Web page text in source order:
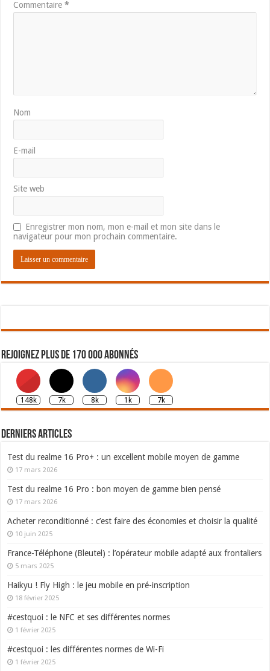
Commentaire*
Nom
E-mail
Site web
Enregistrer mon nom, mon e-mail et mon site dans le
navigateur pour mon prochain commentaire.
Rejoignez plus de 170 000 abonnés
148k 7k 8k 1k 7k
Derniers articles
Test du realme 16 Pro+ : un excellent mobile moyen de gamme
17 mars 2026
Test du realme 16 Pro : bon moyen de gamme bien pensé
17 mars 2026
Acheter reconditionné : c’est faire des économies et choisir la qualité
10 juin 2025
France-Téléphone (Bleutel) : l’opérateur mobile adapté aux frontaliers
5 mars 2025
Haikyu ! Fly High : le jeu mobile en pré-inscription
18 février 2025
#cestquoi : le NFC et ses différentes normes
1 février 2025
#cestquoi : les différentes normes de Wi-Fi
1 février 2025